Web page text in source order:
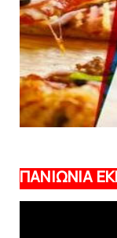
ΠΑΝΙΩΝΙΑ